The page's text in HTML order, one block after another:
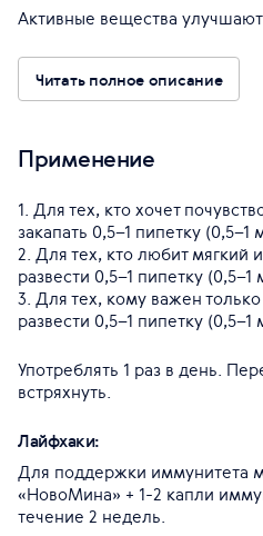
Активные вещества
Читать полное описание
Применение
1. Для тех, кто хочет
закапать 0,5–1 пипетку (0,5–1
2. Для тех, кто любит мягкий
развести 0,5–1 пипетку
3. Для тех, кому важен
развести 0,5–1 пипетку
Употреблять 1 раз в день.
встряхнуть.
Лайфхаки:
Для поддержки иммунитета
«НовоМина» + 1-2 капли
течение 2 недель.